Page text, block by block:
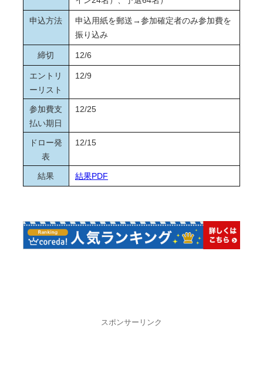
申込方法
申込用紙を郵送→参加確定者のみ参加費を
振り込み
締切 12/6
エントリ
ーリスト
12/9
参加費支
払い期日
12/25
ドロー発
表
12/15
結果 結果PDF
スポンサーリンク